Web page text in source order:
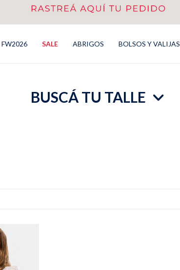
FW2026 SALE ABRIGOS BOLSOS Y VALIJAS
BUSCÁ TU TALLE